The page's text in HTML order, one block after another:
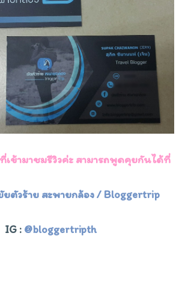
ข้ามาชมรีวิวค่ะ สามารถพูดคุยกันได้ที่
ยตัวร้าย สะพายกล้อง / Bloggertrip
IG : @bloggertripth